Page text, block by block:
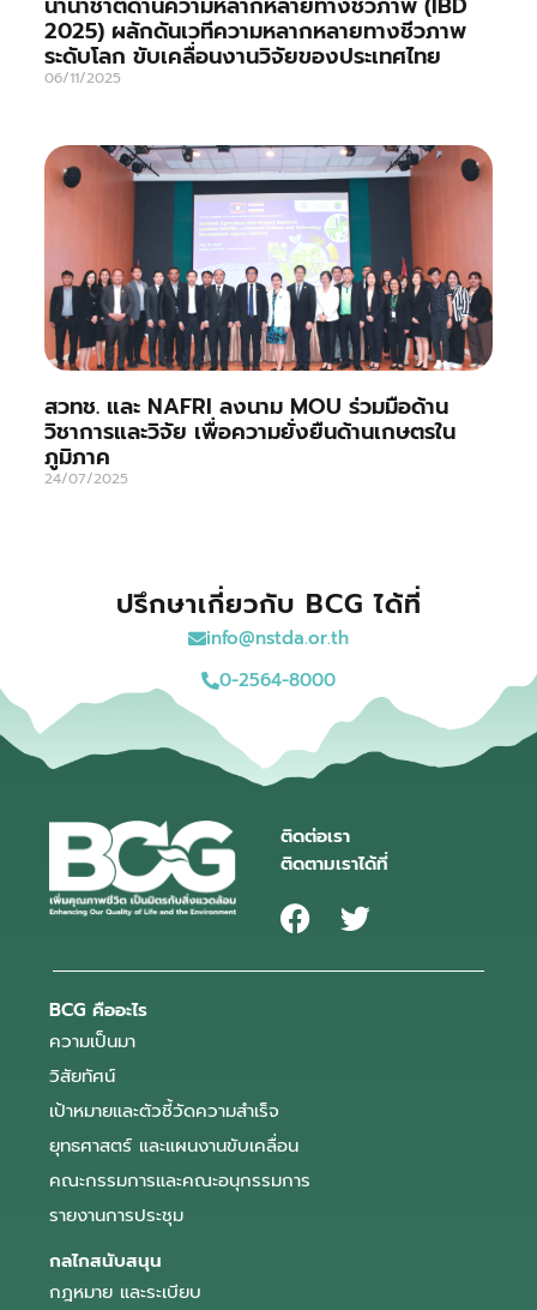
2025) ผลักดันเวทีความหลากหลายทางชีวภาพ
ระดับโลก ขับเคลื่อนงานวิจัยของประเทศไทย
06/11/2025
สวทช. และ NAFRI ลงนาม MOU ร่วมมือด้าน
วิชาการและวิจัย เพื่อความยั่งยืนด้านเกษตรใน
ภูมิภาค
24/07/2025
ปรึกษาเกี่ยวกับ BCG ได้ที่
info@nstda.or.th
0-2564-8000
ติดต่อเรา
ติดตามเราได้ที่
BCG คืออะไร
ความเป็นมา
วิสัยทัศน์
เป้าหมายและตัวชี้วัดความสำเร็จ
ยุทธศาสตร์ และแผนงานขับเคลื่อน
คณะกรรมการและคณะอนุกรรมการ
รายงานการประชุม
กลไกสนับสนุน
กฎหมาย และระเบียบ